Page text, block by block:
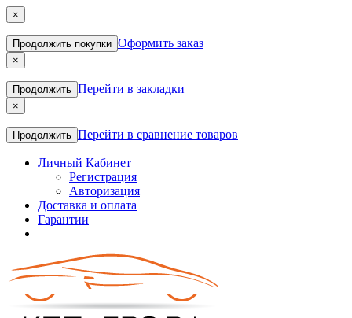
×
Продолжить покупки Оформить заказ
×
Продолжить Перейти в закладки
×
Продолжить Перейти в сравнение товаров
Личный Кабинет
Регистрация
Авторизация
Доставка и оплата
Гарантии